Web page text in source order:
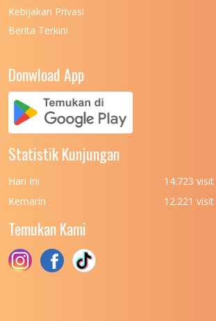
UNIVERSITAS NEGERI MEDAN
UNIVERSITAS NEGERI PADANG
UNIVERSITAS NUSA CENDANA
UNIVERSITAS PADJADJARAN
UNIVERSITAS PATTIMURA
(UPN) VETERAN JAKARTA
UNIVERSITAS PEMBANGUNAN
(UPN) VETERAN JAWA TIMUR
UNIVERSITAS PEMBANGUNAN
Kebijakan Privasi
Berita Terkini
Donwload App
Statistik Kunjungan
Hari Ini
14.723 visit
Kemarin
12.221 visit
Temukan Kami